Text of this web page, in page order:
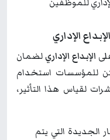
الإبداع الإداريلضمان
للمؤسسات استخدام
لقياس هذا التأثير،
الجديدة التي يتم